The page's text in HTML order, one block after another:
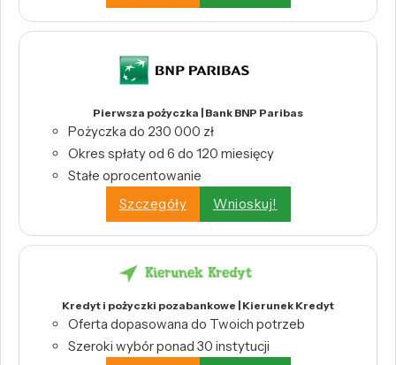
Pierwsza pożyczka | Bank BNP Paribas
Pożyczka do 230 000 zł
Okres spłaty od 6 do 120 miesięcy
Stałe oprocentowanie
Szczegóły
Wnioskuj!
Kredyt i pożyczki pozabankowe | Kierunek Kredyt
Oferta dopasowana do Twoich potrzeb
Szeroki wybór ponad 30 instytucji